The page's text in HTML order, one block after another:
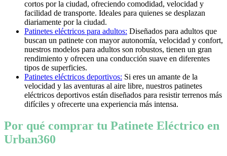
cortos por la ciudad, ofreciendo comodidad, velocidad y
facilidad de transporte. Ideales para quienes se desplazan
diariamente por la ciudad.
Patinetes eléctricos para adultos: Diseñados para adultos que
buscan un patinete con mayor autonomía, velocidad y confort,
nuestros modelos para adultos son robustos, tienen un gran
rendimiento y ofrecen una conducción suave en diferentes
tipos de superficies.
Patinetes eléctricos deportivos: Si eres un amante de la
velocidad y las aventuras al aire libre, nuestros patinetes
eléctricos deportivos están diseñados para resistir terrenos más
difíciles y ofrecerte una experiencia más intensa.
Por qué comprar tu Patinete Eléctrico en
Urban360